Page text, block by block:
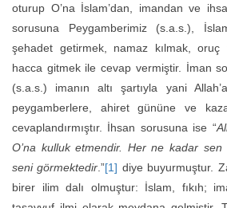
oturup O’na İslam’dan, imandan ve
sorusuna Peygamberimiz (s.a.s.),
şehadet getirmek, namaz kılmak, oruç
hacca gitmek ile cevap vermiştir. İman
(s.a.s.) imanın altı şartıyla yani
peygamberlere, ahiret gününe ve
cevaplandırmıştır. İhsan sorusuna ise “
O’na kulluk etmendir. Her ne kadar sen
seni görmektedir .”[1] diye buyurmuştur.
birer ilim dalı olmuştur: İslam, fıkıh;